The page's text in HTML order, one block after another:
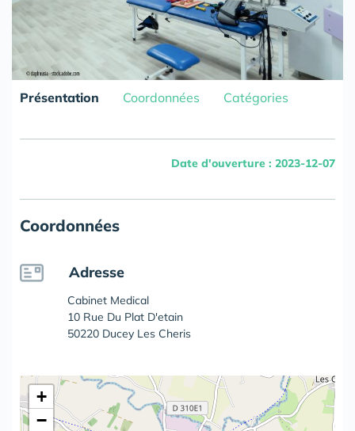
Présentation Coordonnées Catégories
Date d'ouverture : 2023-12-07
Coordonnées
Adresse
Cabinet Medical
10 Rue Du Plat D'etain
50220 Ducey Les Cheris
+
−